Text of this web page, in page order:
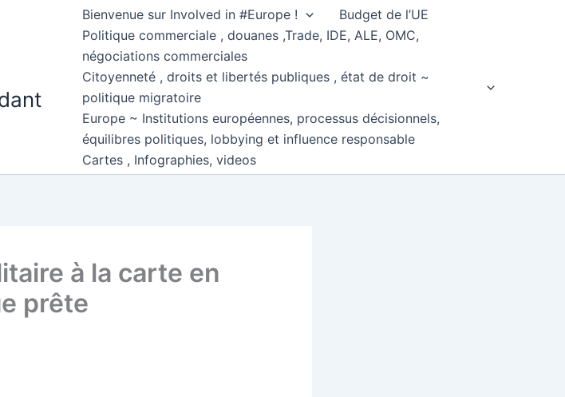
Bienvenue sur Involved in #Europe !
Budget de l’UE
Politique commerciale , douanes ,Trade, IDE, ALE, OMC,
négociations commerciales
Citoyenneté , droits et libertés publiques , état de droit ~
politique migratoire
Europe ~ Institutions européennes, processus décisionnels,
équilibres politiques, lobbying et influence responsable
Cartes , Infographies, videos
à la carte en
prête